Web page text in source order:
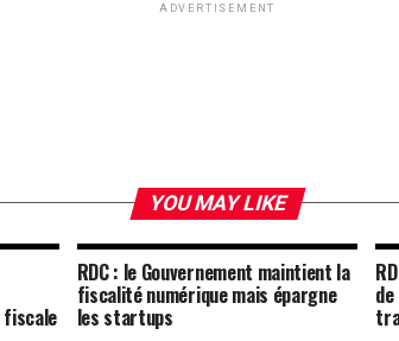
ADVERTISEMENT
YOU MAY LIKE
fiscale
RDC : le Gouvernement maintient la
fiscalité numérique mais épargne
les startups